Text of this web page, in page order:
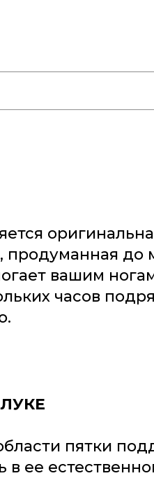
продуманная
вашим
часов
пятки
в ее